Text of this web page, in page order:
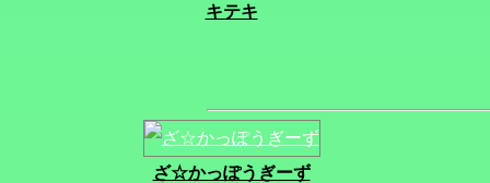
キテキ
ざ☆かっぽうぎーず